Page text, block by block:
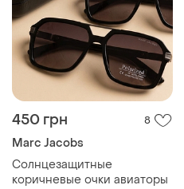
450 грн 8
Marc Jacobs
Солнцезащитные
коричневые очки авиаторы